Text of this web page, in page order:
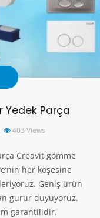
Yedek Parça
403 Views
Creavit gömme
her köşesine
Geniş ürün
gurur duyuyoruz.
garantilidir.